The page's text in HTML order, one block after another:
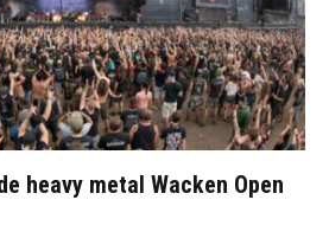
heavy metal Wacken Open